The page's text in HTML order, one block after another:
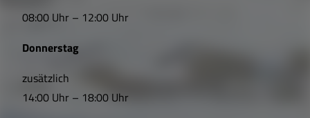
n
k
s
08:00 Uhr – 12:00 Uhr
Donnerstag
zusätzlich
14:00 Uhr – 18:00 Uhr